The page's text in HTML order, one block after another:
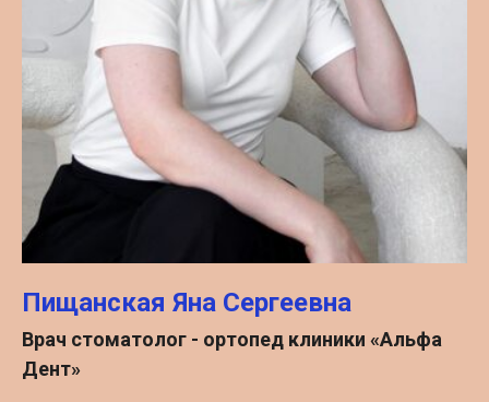
Пищанская Яна Сергеевна
Врач стоматолог - ортопед клиники «Альфа
Дент»